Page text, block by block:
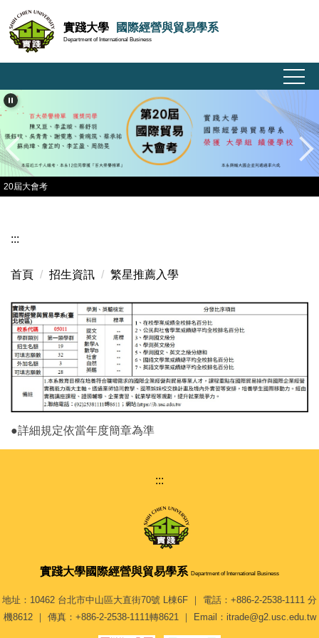
到
主
要
容
區
實踐大學 國際經營與貿易學系
Department of International Business
20屆大會考
:::
首頁 招生資訊 繁星推薦入學
●詳細規定依當年度簡章為準
:::
實踐大學國際經營與貿易學系 Department of International Business
地址：10462 台北市中山區大直街70號 L棟6F ｜ 電話：+886-2-2538-1111 分
機8612 ｜ 傳真：+886-2-2538-1111轉8621 ｜ Email：itrade@g2.usc.edu.tw